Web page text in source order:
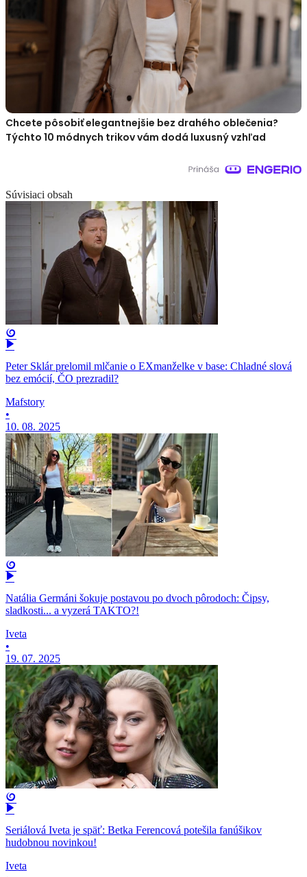
Chcete pôsobiť elegantnejšie bez drahého oblečenia?
Týchto 10 módnych trikov vám dodá luxusný vzhľad
Súvisiaci obsah
Peter Sklár prelomil mlčanie o EXmanželke v base: Chladné slová
bez emócií, ČO prezradil?
Mafstory
•
10. 08. 2025
Natália Germáni šokuje postavou po dvoch pôrodoch: Čipsy,
sladkosti... a vyzerá TAKTO?!
Iveta
•
19. 07. 2025
Seriálová Iveta je späť: Betka Ferencová potešila fanúšikov
hudobnou novinkou!
Iveta